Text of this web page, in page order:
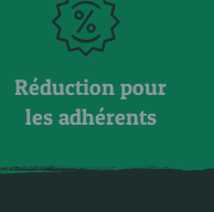
Réduction pour
les adhérents